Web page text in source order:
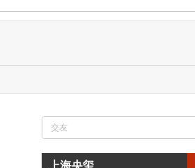
上海央玺
邓先生:138****8083